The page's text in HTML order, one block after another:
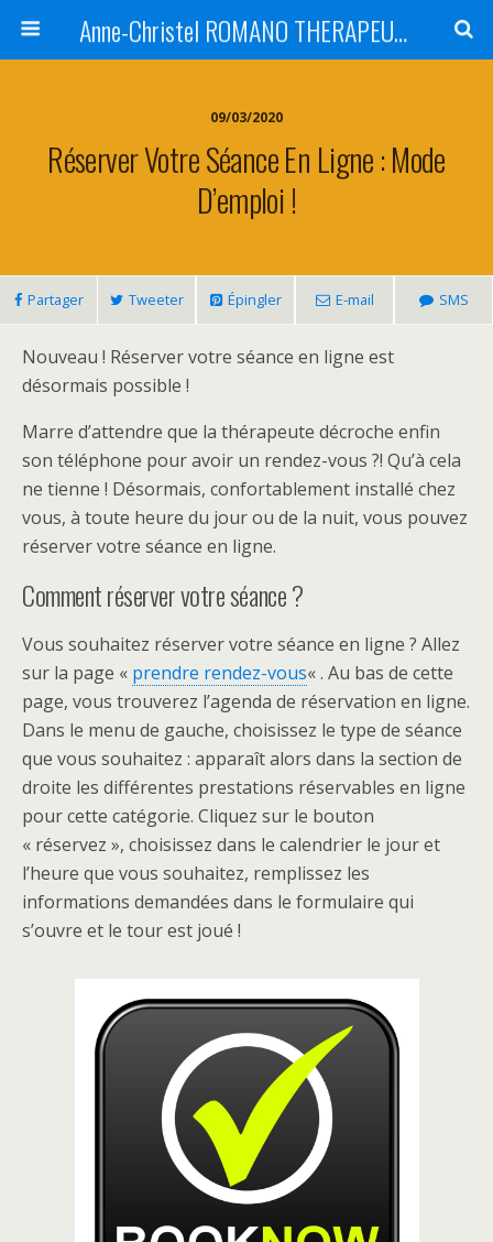
Anne-Christel ROMANO THERAPEUTE MONTPELLIER
09/03/2020
Réserver Votre Séance En Ligne : Mode
D’emploi !
Partager Tweeter Épingler E-mail SMS
Nouveau ! Réserver votre séance en ligne est
désormais possible !
Marre d’attendre que la thérapeute décroche enfin
son téléphone pour avoir un rendez-vous ?! Qu’à cela
ne tienne ! Désormais, confortablement installé chez
vous, à toute heure du jour ou de la nuit, vous pouvez
réserver votre séance en ligne.
Comment réserver votre séance ?
Vous souhaitez réserver votre séance en ligne ? Allez
sur la page « prendre rendez-vous« . Au bas de cette
page, vous trouverez l’agenda de réservation en ligne.
Dans le menu de gauche, choisissez le type de séance
que vous souhaitez : apparaît alors dans la section de
droite les différentes prestations réservables en ligne
pour cette catégorie. Cliquez sur le bouton
« réservez », choisissez dans le calendrier le jour et
l’heure que vous souhaitez, remplissez les
informations demandées dans le formulaire qui
s’ouvre et le tour est joué !